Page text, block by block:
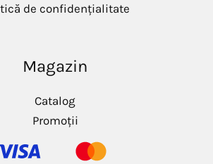
de confidențialitate
Magazin
Catalog
Promoții